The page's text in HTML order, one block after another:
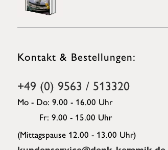
Kontakt & Bestellungen:
+49 (0) 9563 / 513320
Mo - Do: 9.00 - 16.00 Uhr
Fr: 9.00 - 15.00 Uhr
(Mittagspause 12.00 - 13.00 Uhr)